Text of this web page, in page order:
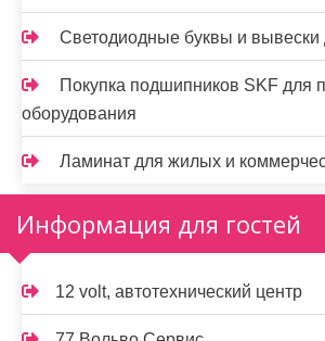
Светодиодные буквы и вывески
Покупка подшипников SKF для
оборудования
Ламинат для жилых и
Информация для гостей
12 volt, автотехнический центр